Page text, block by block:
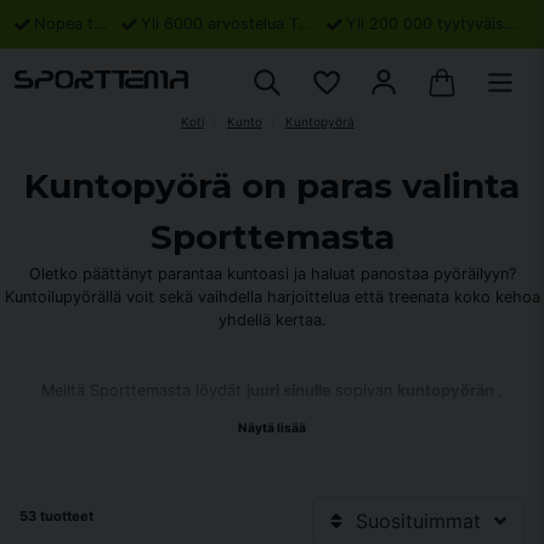
Nopea toimitus Yli 6000 arvostelua Trustpilotissa Yli 200 000 tyytyväistä asiakasta
Koti Kunto Kuntopyörä
Kuntopyörä on paras valinta
Sporttemasta
Oletko päättänyt parantaa kuntoasi ja haluat panostaa pyöräilyyn?
Kuntoilupyörällä voit sekä vaihdella harjoittelua että treenata koko kehoa
yhdellä kertaa.
kuntopyöriä, jotta löydät juuri sinulle ja tavoitteillesi parhaiten sopivan
Näytä lisää
53 tuotteet Suosituimmat